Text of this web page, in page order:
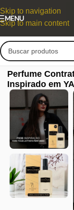
Skip to navigation
Skip to main content
MENU
Perfume
Inspirado em